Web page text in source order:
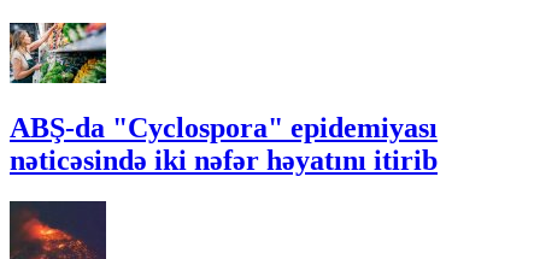
ABŞ-da "Cyclospora" epidemiyası
nəticəsində iki nəfər həyatını itirib